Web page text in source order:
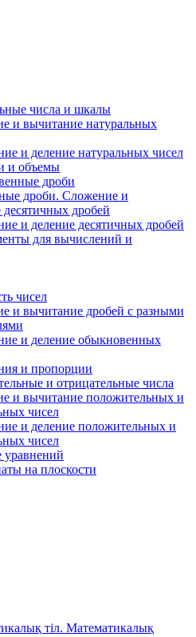
числа и шкалы
и вычитание натуральных
и деление натуральных чисел
и объемы
дроби
дроби. Сложение и
дробей
и деление десятичных дробей
для вычислений и
чисел
и вычитание дробей с разными
и деление обыкновенных
и пропорции
и отрицательные числа
и вычитание положительных и
чисел
и деление положительных и
чисел
уравнений
на плоскости
тіл. Математикалық